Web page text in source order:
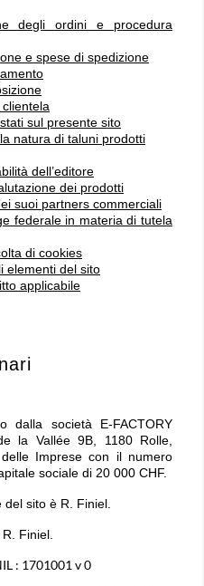
degli ordini e procedura
e spese di spedizione
sul presente sito
natura di taluni prodotti
dell’editore
dei prodotti
suoi partners commerciali
federale in materia di tutela
di cookies
elementi del sito
applicabile
dalla società E-FACTORY
la Vallée 9B, 1180 Rolle,
Imprese con il numero
sociale di 20 000 CHF.
del sito è R. Finiel.
R. Finiel.
: 1701001 v 0